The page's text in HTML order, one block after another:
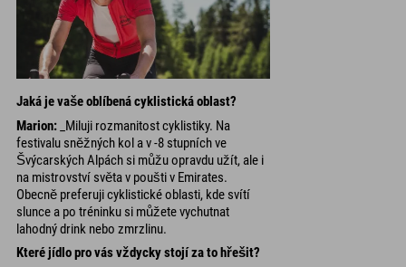
Jaká je vaše oblíbená cyklistická oblast?
Marion: _Miluji rozmanitost cyklistiky. Na
festivalu sněžných kol a v -8 stupních ve
Švýcarských Alpách si můžu opravdu užít, ale i
na mistrovství světa v poušti v Emirates.
Obecně preferuji cyklistické oblasti, kde svítí
slunce a po tréninku si můžete vychutnat
lahodný drink nebo zmrzlinu.
Které jídlo pro vás vždycky stojí za to hřešit?